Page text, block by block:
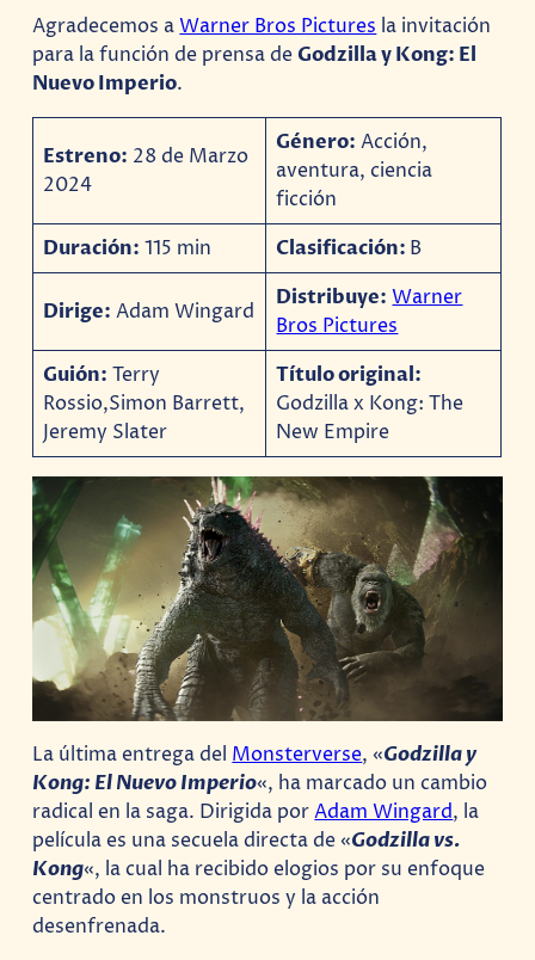
Agradecemos aWarner Bros Pictures la invitación
para la función de prensa deGodzilla y Kong: El
Nuevo Imperio.
Estreno: 28 de Marzo
2024
Género: Acción,
aventura, ciencia
ficción
Duración: 115 min Clasificación: B
Dirige: Adam Wingard
Distribuye: Warner
Bros Pictures
Guión: Terry
Rossio,Simon Barrett,
Jeremy Slater
Título original:
Godzilla x Kong: The
New Empire
La última entrega del Monsterverse, «Godzilla y
Kong: El Nuevo Imperio«, ha marcado un cambio
radical en la saga. Dirigida porAdam Wingard, la
película es una secuela directa de «Godzilla vs.
Kong«, la cual ha recibido elogios por su enfoque
centrado en los monstruos y la acción
desenfrenada.